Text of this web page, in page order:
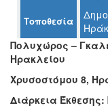
ΤΟΠΟΣ
ΔΗΜΟΣ
ΠΟΛΙΤΙΣΜΟΣ
Τοποθεσία
Πολυχώρος –
Ηρακλείου
Χρυσοστόμου 8,
Διάρκεια Έκθεσης: